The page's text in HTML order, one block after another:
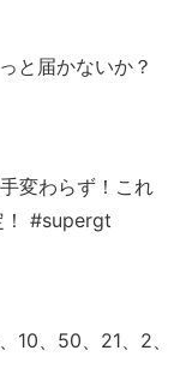
と届かないか？
変わらず！これ
！ #supergt
10、50、21、2、